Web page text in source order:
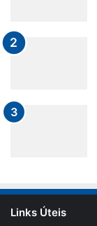
Links Úteis